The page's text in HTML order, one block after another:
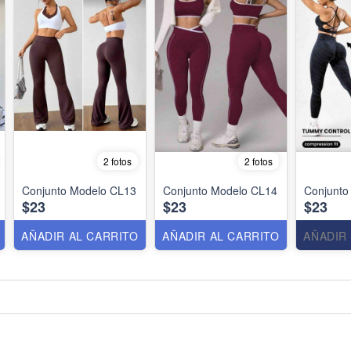
2 fotos
Conjunto Modelo CL13
$23
AÑADIR AL CARRITO
2 fotos
Conjunto Modelo CL14
$23
AÑADIR AL CARRITO
$23
AÑADIR